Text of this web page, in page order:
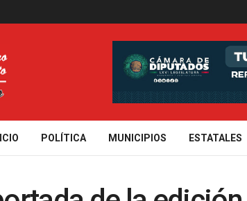
POLÍTICA MUNICIPIOS ESTATALES